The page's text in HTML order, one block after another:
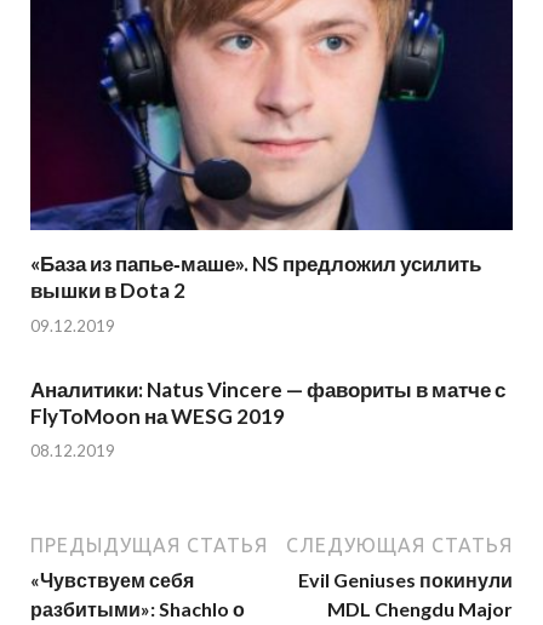
«База из папье‑маше». NS предложил усилить
вышки в Dota 2
09.12.2019
Аналитики: Natus Vincere — фавориты в матче с
FlyToMoon на WESG 2019
08.12.2019
ПРЕДЫДУЩАЯ СТАТЬЯ
«Чувствуем себя
разбитыми»: Shachlo о
СЛЕДУЮЩАЯ СТАТЬЯ
Evil Geniuses покинули
MDL Chengdu Major